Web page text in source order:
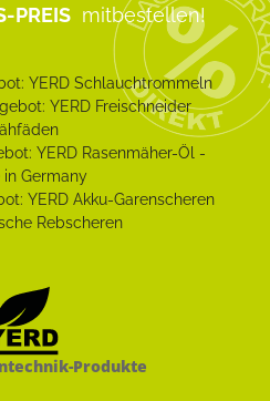
PREIS mitbestellen!
Produkte